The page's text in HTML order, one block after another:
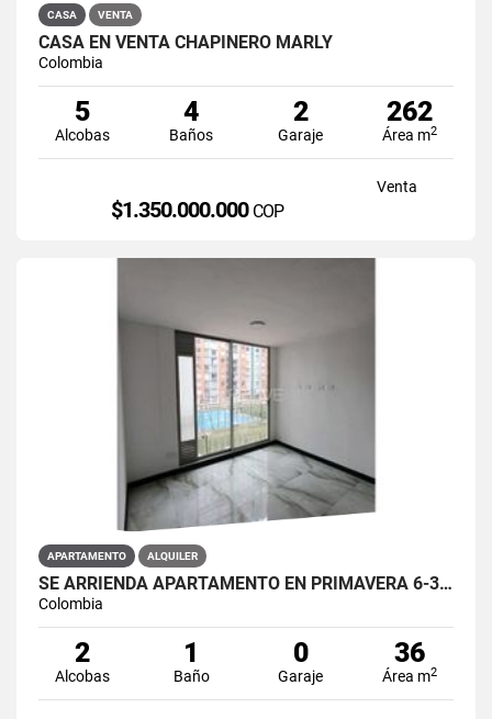
CASA VENTA
CASA EN VENTA CHAPINERO MARLY
Colombia
5
Alcobas
4
Baños
2
Garaje
262
Área m2
Venta
$1.350.000.000 COP
APARTAMENTO ALQUILER
SE ARRIENDA APARTAMENTO EN PRIMAVERA 6-39 ET 2 PISO 3 PARS ESTRENAR
Colombia
2
Alcobas
1
Baño
0
Garaje
36
Área m2